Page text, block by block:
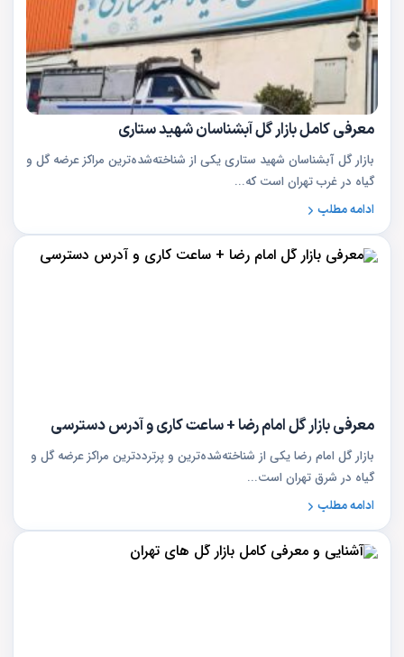
معرفی کامل بازار گل آبشناسان شهید ستاری
بازار گل آبشناسان شهید ستاری یکی از شناخته‌شده‌ترین مراکز عرضه گل و
گیاه در غرب تهران است که...
ادامه مطلب
معرفی بازار گل امام رضا + ساعت کاری و آدرس دسترسی
بازار گل امام رضا یکی از شناخته‌شده‌ترین و پرترددترین مراکز عرضه گل و
گیاه در شرق تهران است...
ادامه مطلب